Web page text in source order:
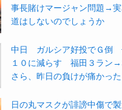
事長賭けマージャン問題→
道はしないのでしょうか
中日 ガルシア好投でＧ倒
１０に減らす 福田３ラン→
さら、昨日の負けが痛かった
日の丸マスクが誹謗中傷で